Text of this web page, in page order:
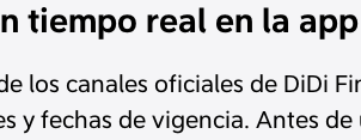
tiempo real en la
los canales oficiales de DiDi
fechas de vigencia. Antes